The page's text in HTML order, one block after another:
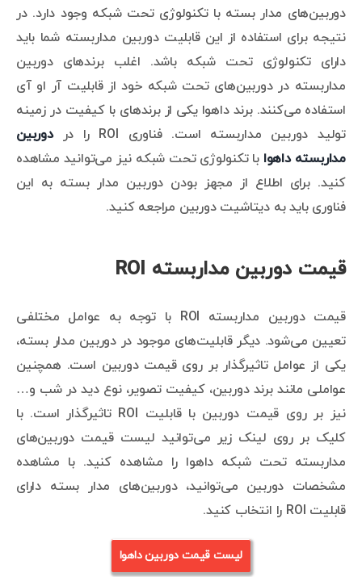
دوربین‌های مدار بسته با تکنولوژی تحت شبکه وجود دارد. در
نتیجه برای استفاده از این قابلیت دوربین مداربسته شما باید
دارای تکنولوژی تحت شبکه باشد. اغلب برندهای دوربین‌
مداربسته در دوربین‌های تحت شبکه خود از قابلیت آر او آی
استفاده می‌کنند. برند داهوا یکی از برندهای با کیفیت در زمینه
تولید دوربین مداربسته است. فناوری ROI را در
دوربین
مداربسته داهوا با تکنولوژی تحت شبکه نیز می‌توانید مشاهده
کنید. برای اطلاع از مجهز بودن دوربین مدار بسته به این
فناوری باید به دیتاشیت دوربین مراجعه کنید.
قیمت دوربین مداربسته ROI
قیمت دوربین مداربسته ROI با توجه به عوامل مختلفی
تعیین می‌شود. دیگر قابلیت‌های موجود در دوربین مدار بسته،
یکی از عوامل تاثیرگذار بر روی قیمت دوربین است. همچنین
عواملی مانند برند دوربین، کیفیت تصویر، نوع دید در شب و…
نیز بر روی قیمت دوربین با قابلیت ROI تاثیرگذار است. با
کلیک بر روی لینک زیر می‌توانید لیست قیمت دوربین‌های
مداربسته تحت شبکه داهوا را مشاهده کنید. با مشاهده
مشخصات دوربین می‌توانید، دوربین‌های مدار بسته دارای
قابلیت ROI را انتخاب کنید.
لیست قیمت دوربین داهوا